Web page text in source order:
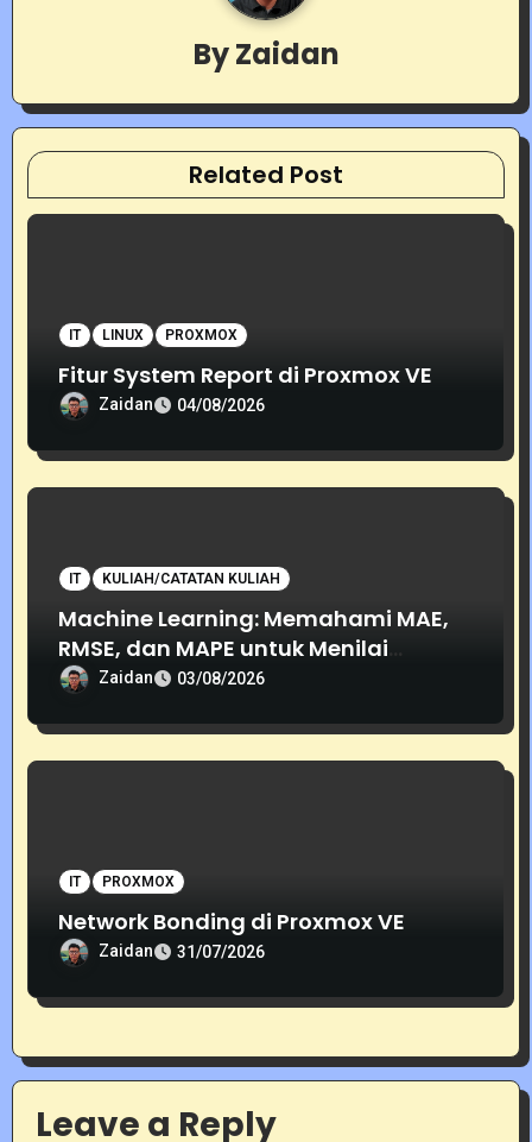
t
i
o
ByZaidan
Related Post
IT LINUX PROXMOX
Fitur System Report di Proxmox VE
Zaidan 04/08/2026
IT KULIAH/CATATAN KULIAH
Machine Learning: Memahami MAE,
RMSE, dan MAPE untuk Menilai
Akurasi Prediksi
Zaidan 03/08/2026
IT PROXMOX
Network Bonding di Proxmox VE
Zaidan 31/07/2026
Leave a Reply